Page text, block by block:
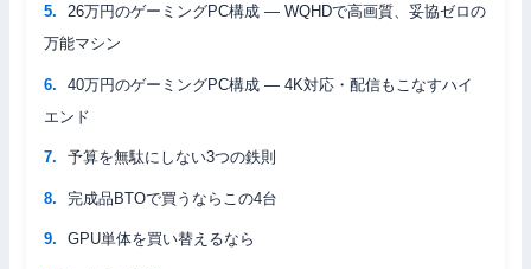
26万円のゲーミングPC構成 — WQHDで高画質、妥協ゼロの
万能マシン
40万円のゲーミングPC構成 — 4K対応・配信もこなすハイ
エンド
予算を無駄にしない3つの鉄則
完成品BTOで買うならこの4台
GPU単体を買い替えるなら